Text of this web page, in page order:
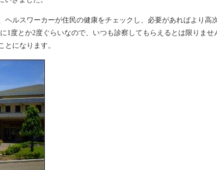
ヘルスワーカーが住民の健康をチェックし、必要があればより高
1度とか2度ぐらいなので、いつも診察してもらえるとは限りませ
になります。